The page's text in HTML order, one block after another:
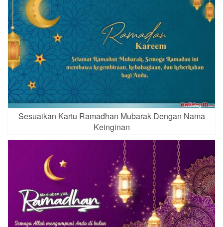
Sesuaikan Kartu Ramadhan Mubarak Dengan Nama
Keinginan